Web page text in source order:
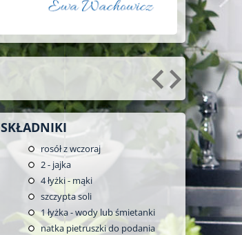
SKŁADNIKI
rosół z wczoraj
2- jajka
4łyżki - mąki
szczypta soli
1łyżka - wody lub śmietanki
natka pietruszki do podania